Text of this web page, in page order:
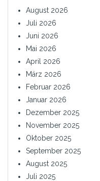
August 2026
Juli 2026
Juni 2026
Mai 2026
April 2026
März 2026
Februar 2026
Januar 2026
Dezember 2025
November 2025
Oktober 2025
September 2025
August 2025
Juli 2025